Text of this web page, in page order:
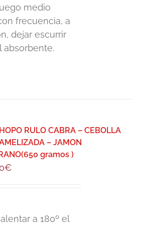
medio
frecuencia, a
dejar escurrir
absorbente.
RULO CABRA – CEBOLLA
– JAMON
gramos )
€
a 180º el